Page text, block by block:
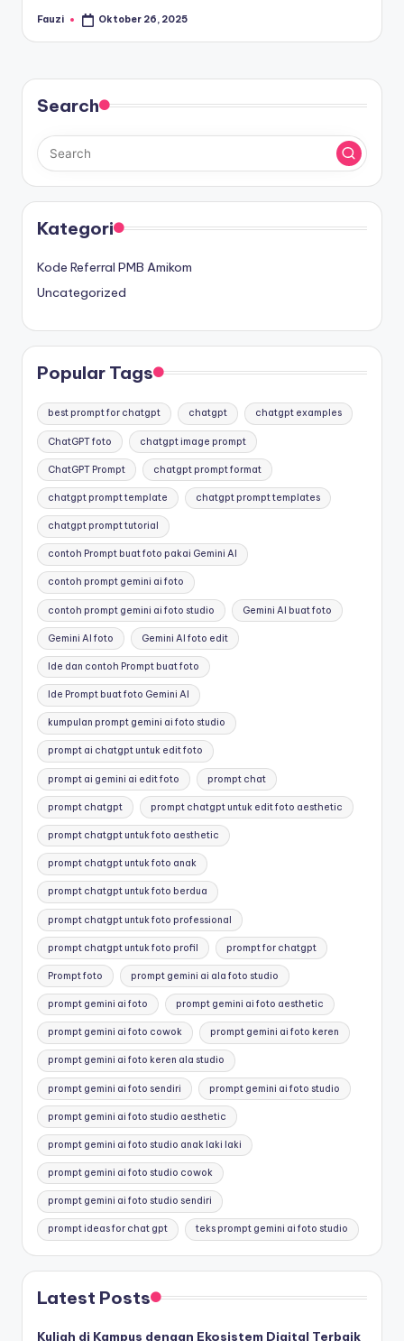
Posted
Fauzi Oktober 26, 2025
Search
Kategori
Kode Referral PMB Amikom
Uncategorized
Popular Tags
best prompt for chatgpt chatgpt chatgpt examples
ChatGPT foto chatgpt image prompt
ChatGPT Prompt chatgpt prompt format
chatgpt prompt template chatgpt prompt templates
chatgpt prompt tutorial
contoh Prompt buat foto pakai Gemini AI
contoh prompt gemini ai foto
contoh prompt gemini ai foto studio Gemini AI buat foto
Gemini AI foto Gemini AI foto edit
Ide dan contoh Prompt buat foto
Ide Prompt buat foto Gemini AI
kumpulan prompt gemini ai foto studio
prompt ai chatgpt untuk edit foto
prompt ai gemini ai edit foto prompt chat
prompt chatgpt prompt chatgpt untuk edit foto aesthetic
prompt chatgpt untuk foto aesthetic
prompt chatgpt untuk foto anak
prompt chatgpt untuk foto berdua
prompt chatgpt untuk foto professional
prompt chatgpt untuk foto profil prompt for chatgpt
Prompt foto prompt gemini ai ala foto studio
prompt gemini ai foto prompt gemini ai foto aesthetic
prompt gemini ai foto cowok prompt gemini ai foto keren
prompt gemini ai foto keren ala studio
prompt gemini ai foto sendiri prompt gemini ai foto studio
prompt gemini ai foto studio aesthetic
prompt gemini ai foto studio anak laki laki
prompt gemini ai foto studio cowok
prompt gemini ai foto studio sendiri
prompt ideas for chat gpt teks prompt gemini ai foto studio
Latest Posts
Kuliah di Kampus dengan Ekosistem Digital Terbaik